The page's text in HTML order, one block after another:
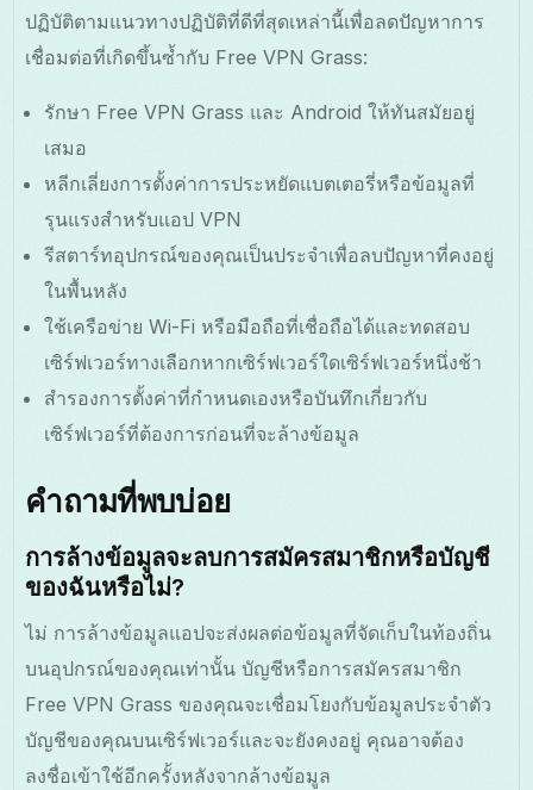
ปฏิบัติตามแนวทางปฏิบัติที่ดีที่สุดเหล่านี้เพื่อลดปัญหาการ
เชื่อมต่อที่เกิดขึ้นซ้ำกับ Free VPN Grass:
รักษา Free VPN Grass และ Android ให้ทันสมัยอยู่
เสมอ
หลีกเลี่ยงการตั้งค่าการประหยัดแบตเตอรี่หรือข้อมูลที่
รุนแรงสำหรับแอป VPN
รีสตาร์ทอุปกรณ์ของคุณเป็นประจำเพื่อลบปัญหาที่คงอยู่
ในพื้นหลัง
ใช้เครือข่าย Wi-Fi หรือมือถือที่เชื่อถือได้และทดสอบ
เซิร์ฟเวอร์ทางเลือกหากเซิร์ฟเวอร์ใดเซิร์ฟเวอร์หนึ่งช้า
สำรองการตั้งค่าที่กำหนดเองหรือบันทึกเกี่ยวกับ
เซิร์ฟเวอร์ที่ต้องการก่อนที่จะล้างข้อมูล
คำถามที่พบบ่อย
การล้างข้อมูลจะลบการสมัครสมาชิกหรือบัญชี
ของฉันหรือไม่?
ไม่ การล้างข้อมูลแอปจะส่งผลต่อข้อมูลที่จัดเก็บในท้องถิ่น
บนอุปกรณ์ของคุณเท่านั้น บัญชีหรือการสมัครสมาชิก
Free VPN Grass ของคุณจะเชื่อมโยงกับข้อมูลประจำตัว
บัญชีของคุณบนเซิร์ฟเวอร์และจะยังคงอยู่ คุณอาจต้อง
ลงชื่อเข้าใช้อีกครั้งหลังจากล้างข้อมูล